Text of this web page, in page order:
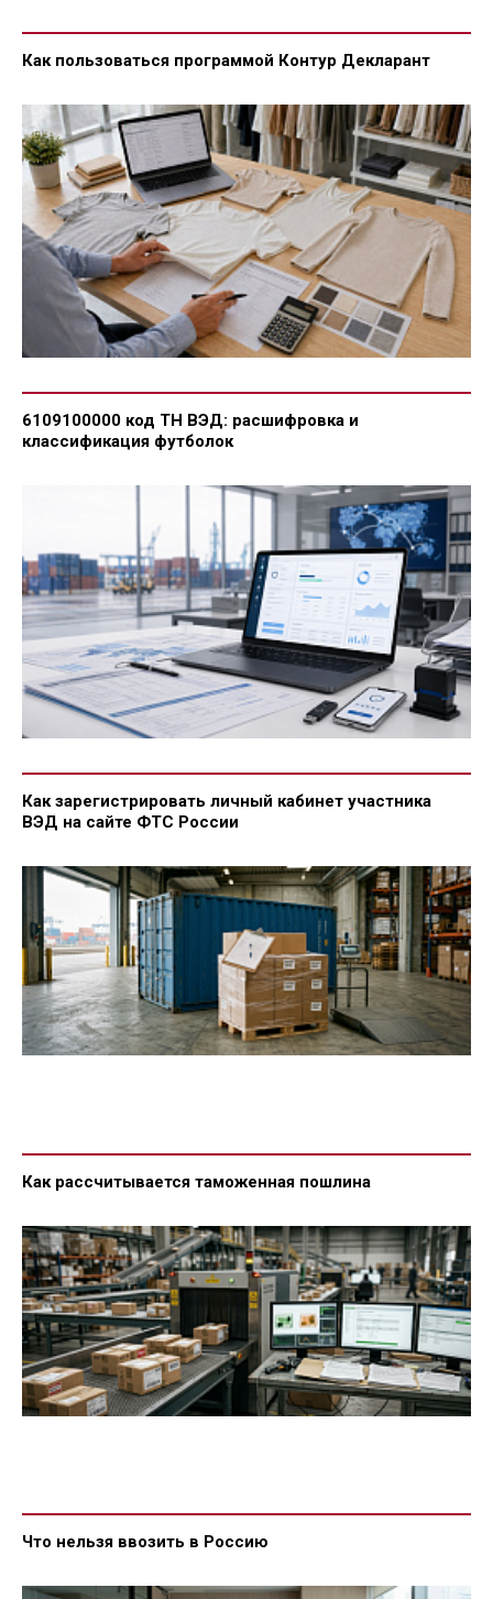
Как пользоваться программой Контур Декларант
6109100000 код ТН ВЭД: расшифровка и
классификация футболок
Как зарегистрировать личный кабинет участника
ВЭД на сайте ФТС России
Как рассчитывается таможенная пошлина
Что нельзя ввозить в Россию